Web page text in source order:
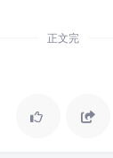
正文完